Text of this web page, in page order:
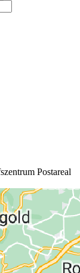
Postareal